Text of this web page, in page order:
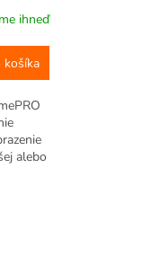
ihneď
košíka
alebo